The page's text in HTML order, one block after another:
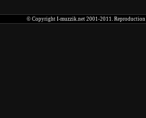
© Copyright I-muzzik.net 2001-2011. Reproduction